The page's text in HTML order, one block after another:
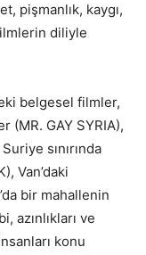
pişmanlık, kaygı,
diliyle
belgesel filmler,
(MR. GAY SYRIA),
sınırında
Van’daki
bir mahallenin
azınlıkları ve
konu